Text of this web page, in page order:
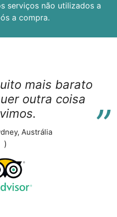
mais barato
outra coisa
“
Austrália
)
serviços não utilizados a
a compra.